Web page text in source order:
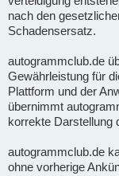
nach den
Schadensersatz.
autogrammclub.de
Gewährleistung für
Plattform und der
übernimmt
korrekte Darstellung
autogrammclub.de
ohne vorherige